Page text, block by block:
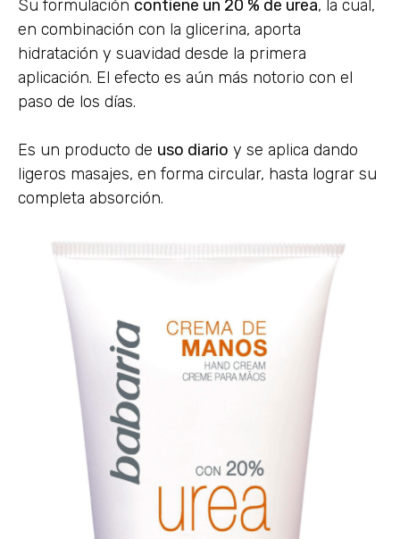
Su formulación contiene un 20 % de urea, la cual,
en combinación con la glicerina, aporta
hidratación y suavidad desde la primera
aplicación. El efecto es aún más notorio con el
paso de los días.
Es un producto de uso diario y se aplica dando
ligeros masajes, en forma circular, hasta lograr su
completa absorción.